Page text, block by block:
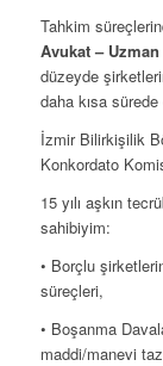
Tahkim
Avukat –
düzeyde
daha kısa
İzmir Bilirkişilik
Konkordato
15 yılı aşkın
sahibiyim:
• Borçlu
süreçleri,
• Boşanma
maddi/manevi